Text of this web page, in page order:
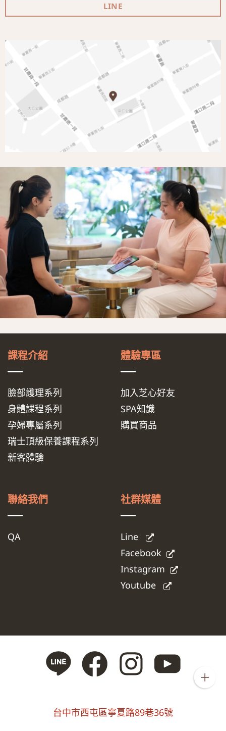
LINE
課程介紹
臉部護理系列
身體課程系列
孕婦專屬系列
瑞士頂級保養課程系列
新客體驗
體驗專區
加入芝心好友
SPA知識
購買商品
聯絡我們
QA
社群媒體
Line
Facebook
Instagram
Youtube
台中市西屯區寧夏路89巷36號